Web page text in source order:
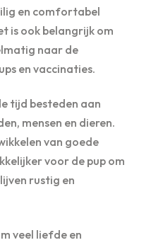
en comfortabel
is ook belangrijk om
naar de
en vaccinaties.
tijd besteden aan
mensen en dieren.
van goede
voor de pup om
rustig en
veel liefde en